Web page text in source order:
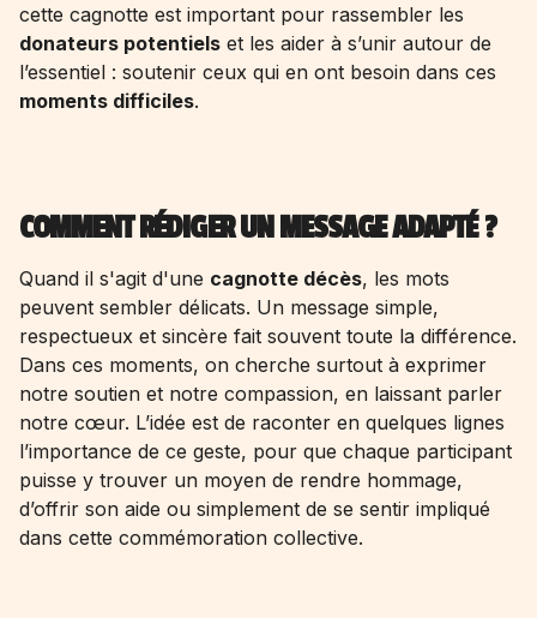
cette cagnotte est important pour rassembler les
donateurs potentiels et les aider à s’unir autour de
l’essentiel : soutenir ceux qui en ont besoin dans ces
moments difficiles.
COMMENT RÉDIGER UN MESSAGE ADAPTÉ ?
Quand il s'agit d'une cagnotte décès, les mots
peuvent sembler délicats. Un message simple,
respectueux et sincère fait souvent toute la différence.
Dans ces moments, on cherche surtout à exprimer
notre soutien et notre compassion, en laissant parler
notre cœur. L’idée est de raconter en quelques lignes
l’importance de ce geste, pour que chaque participant
puisse y trouver un moyen de rendre hommage,
d’offrir son aide ou simplement de se sentir impliqué
dans cette commémoration collective.